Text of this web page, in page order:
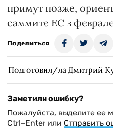
примут позже,
саммите ЕС в
Поделиться
Подготовил/ла Дмитрий
Заметили ошибку?
Пожалуйста, выделите ее
Ctrl+Enter или Отправить